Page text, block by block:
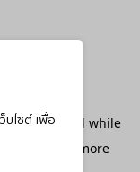
บไซต์ เพื่อ
has occurred while
for more